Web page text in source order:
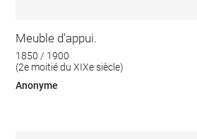
Meuble d'appui.
1850 / 1900
(2e moitié du XIXe siècle)
Anonyme